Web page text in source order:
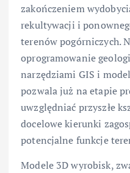
zakończeniem
rekultywacji i
terenów pogórniczych.
oprogramowanie
narzędziami GIS i
pozwala już na etapie
uwzględniać przyszłe
docelowe kierunki
potencjalne funkcje
Modele 3D wyrobisk,